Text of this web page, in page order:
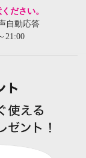
ださい。
自動応答
21:00